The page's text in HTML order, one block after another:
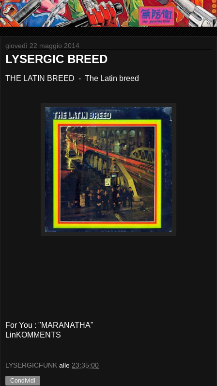
giovedì 22 maggio 2014
LYSERGIC BREED
THE LATIN BREED - The Latin breed
For You : "MARANATHA"
LinKOMMENTS
LYSERGICFUNK alle 23:35:00
Condividi